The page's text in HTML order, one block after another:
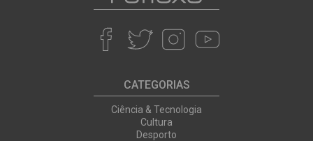
CATEGORIAS
Ciência & Tecnologia
Cultura
Desporto